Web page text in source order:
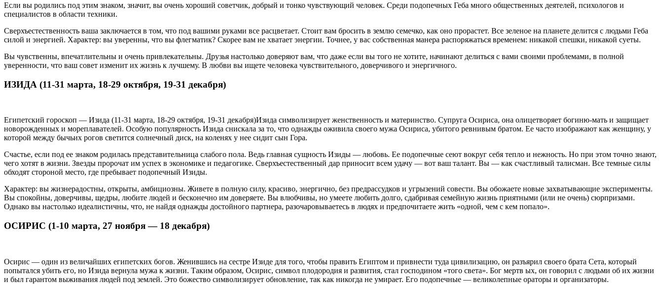
Если вы родились под этим знаком, значит, вы очень хороший советчик, добрый и тонко чувствующий человек. Среди подопечных Геба много общественных деятелей, психологов и
специалистов в области техники.
Сверхъестественность ваша заключается в том, что под вашими руками все расцветает. Стоит вам бросить в землю семечко, как оно прорастет. Все зеленое на планете делится с людьми Геба
силой и энергией. Характер: вы уверенны, что вы флегматик? Скорее вам не хватает энергии. Точнее, у вас собственная манера распоряжаться временем: никакой спешки, никакой суеты.
Вы чувственны, впечатлительны и очень привлекательны. Друзья настолько доверяют вам, что даже если вы того не хотите, начинают делиться с вами своими проблемами, в полной
уверенности, что ваш совет изменит их жизнь к лучшему. В любви вы ищете человека чувствительного, доверчивого и энергичного.
ИЗИДА (11-31 марта, 18-29 октября, 19-31 декабря)
Египетский гороскоп — Изида (11-31 марта, 18-29 октября, 19-31 декабря)Изида символизирует женственность и материнство. Супруга Осириса, она олицетворяет богиню-мать и защищает
новорожденных и мореплавателей. Особую популярность Изида снискала за то, что однажды оживила своего мужа Осириса, убитого ревнивым братом. Ее часто изображают как женщину, у
которой между бычьих рогов светится солнечный диск, на коленях у нее сидит сын Гора.
Счастье, если под ее знаком родилась представительница слабого пола. Ведь главная сущность Изиды — любовь. Ее подопечные сеют вокруг себя тепло и нежность. Но при этом точно знают,
чего хотят в жизни. Звезды пророчат им успех в экономике и педагогике. Сверхъестественный дар приносит всем удачу — вот ваш талант. Вы — как счастливый талисман. Все темные силы
обходят стороной место, где пребывает подопечный Изиды.
Характер: вы жизнерадостны, открыты, амбициозны. Живете в полную силу, красиво, энергично, без предрассудков и угрызений совести. Вы обожаете новые захватывающие эксперименты.
Вы спокойны, доверчивы, щедры, любите людей и бесконечно им доверяете. Вы влюбчивы, но умеете любить долго, сдабривая семейную жизнь приятными (или не очень) сюрпризами.
Однако вы настолько идеалистичны, что, не найдя однажды достойного партнера, разочаровываетесь в людях и предпочитаете жить «одной, чем с кем попало».
ОСИРИС (1-10 марта, 27 ноября — 18 декабря)
Осирис — один из величайших египетских богов. Женившись на сестре Изиде для того, чтобы править Египтом и привнести туда цивилизацию, он разъярил своего брата Сета, который
попытался убить его, но Изида вернула мужа к жизни. Таким образом, Осирис, символ плодородия и развития, стал господином «того света». Бог мертв ых, он говорил с людьми об их жизни
и был гарантом выживания людей под землей. Это божество символизирует обновление, так как никогда не умирает. Его подопечные — великолепные ораторы и организаторы.